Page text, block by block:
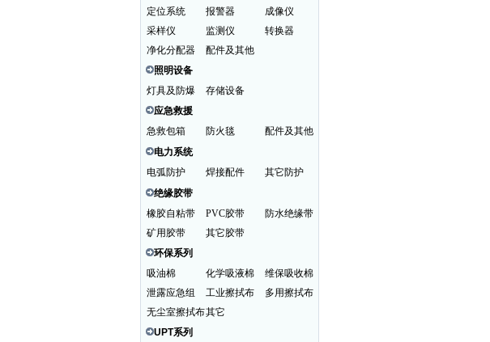
定位系统
报警器
成像仪
采样仪
监测仪
转换器
净化分配器
配件及其他
照明设备
灯具及防爆
存储设备
应急救援
急救包箱
防火毯
配件及其他
电力系统
电弧防护
焊接配件
其它防护
绝缘胶带
橡胶自粘带
PVC胶带
防水绝缘带
矿用胶带
其它胶带
环保系列
吸油棉
化学吸液棉
维保吸收棉
泄露应急组
工业擦拭布
多用擦拭布
无尘室擦拭布其它
UPT系列